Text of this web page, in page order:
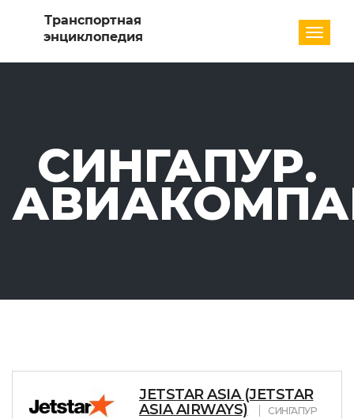
СИНГАПУР.
JETSTAR ASIA (JETSTAR
ASIA AIRWAYS)
СИНГАПУР